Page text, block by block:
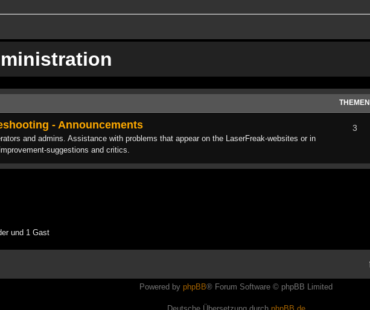
THEMEN
- Announcements
and admins. Assistance with problems that appear on the LaserFreak-websites or in
suggestions and critics.
3
und 1 Gast
Powered by phpBB® Forum Software © phpBB Limited